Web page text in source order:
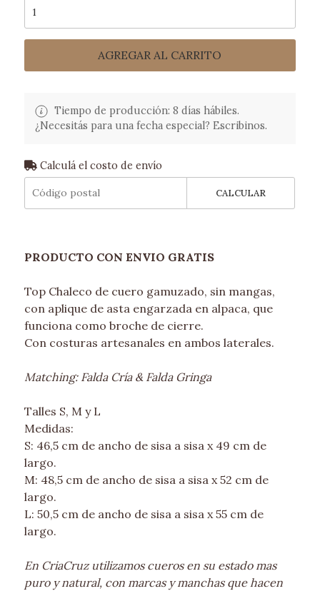
AGREGAR AL CARRITO
Tiempo de producción: 8 días hábiles.
¿Necesitás para una fecha especial? Escribinos.
Calculá el costo de envío
CALCULAR
PRODUCTO CON ENVIO GRATIS
Top Chaleco de cuero gamuzado, sin mangas,
con aplique de asta engarzada en alpaca, que
funciona como broche de cierre.
Con costuras artesanales en ambos laterales.
Matching: Falda Cría & Falda Gringa
Talles S, M y L
Medidas:
S: 46,5 cm de ancho de sisa a sisa x 49 cm de
largo.
M: 48,5 cm de ancho de sisa a sisa x 52 cm de
largo.
L: 50,5 cm de ancho de sisa a sisa x 55 cm de
largo.
En CriaCruz utilizamos cueros en su estado mas
puro y natural, con marcas y manchas que hacen